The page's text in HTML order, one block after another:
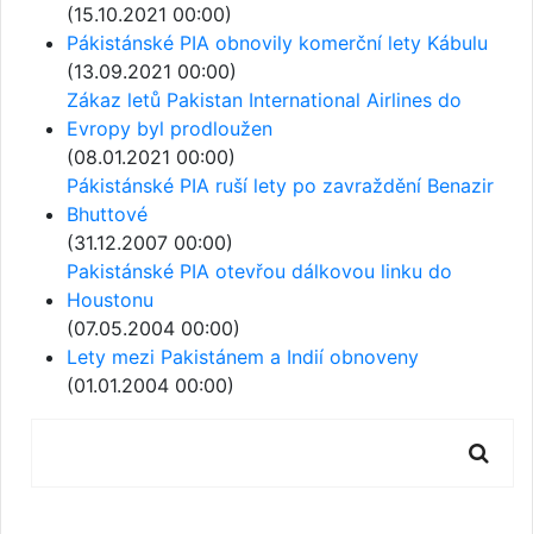
(15.10.2021 00:00)
Pákistánské PIA obnovily komerční lety Kábulu
(13.09.2021 00:00)
Zákaz letů Pakistan International Airlines do
Evropy byl prodloužen
(08.01.2021 00:00)
Pákistánské PIA ruší lety po zavraždění Benazir
Bhuttové
(31.12.2007 00:00)
Pakistánské PIA otevřou dálkovou linku do
Houstonu
(07.05.2004 00:00)
Lety mezi Pakistánem a Indií obnoveny
(01.01.2004 00:00)